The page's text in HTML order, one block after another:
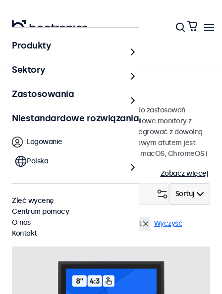
Monitory dotykowe
Monitory dotykowe 8 cali
Ekrany dotykowe 8 cali przeznaczone do zastosowań
profesjonalnych i ciągłej pracy. Te 8-calowe monitory z
ekranem dotykowym można łatwo zintegrować z dowolną
aplikacją i środowiskiem, a ich dodatkowym atutem jest
kompatybilność z systemami Windows, macOS, ChromeOS i
Linux.
Zobacz więcej
Sortuj
Monitory dotykowe 8 cali DisplayPort Wyczyść
Produkty
Sektory
Zastosowania
Niestandardowe rozwiązania
Logowanie
Polska
Zleć wycenę
Centrum pomocy
O nas
Kontakt